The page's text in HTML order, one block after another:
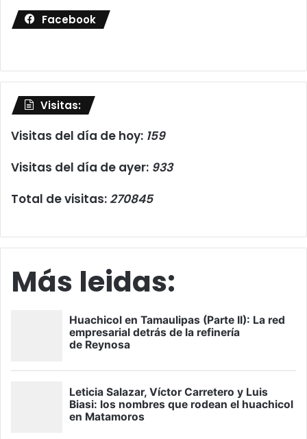
Facebook
Visitas:
Visitas del día de hoy: 159
Visitas del día de ayer: 933
Total de visitas: 270845
Más leidas: